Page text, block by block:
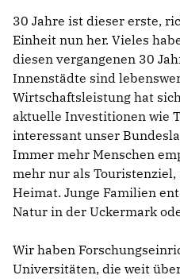
30 Jahre ist dieser erste,
Einheit nun her. Vieles
diesen vergangenen 30
Innenstädte sind
Wirtschaftsleistung hat
aktuelle Investitionen wie
interessant unser
Immer mehr Menschen
mehr nur als
Heimat. Junge Familien
Natur in der Uckermark
Wir haben
Universitäten, die weit